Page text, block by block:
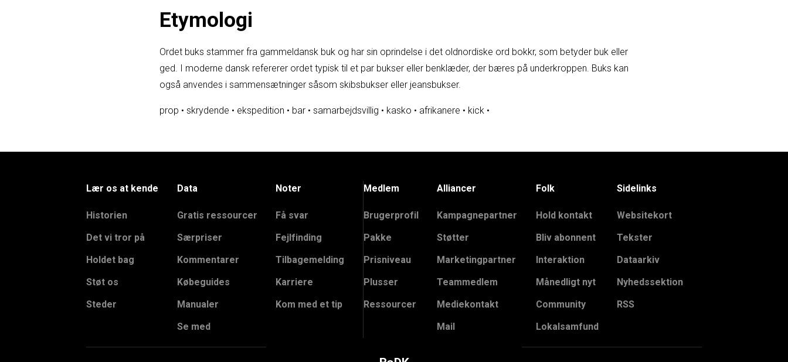
Etymologi
Ordet buks stammer fra gammeldansk buk og har sin oprindelse i det oldnordiske ord bokkr, som betyder buk eller
ged. I moderne dansk refererer ordet typisk til et par bukser eller benklæder, der bæres på underkroppen. Buks kan
også anvendes i sammensætninger såsom skibsbukser eller jeansbukser.
prop • skrydende • ekspedition • bar • samarbejdsvillig • kasko • afrikanere • kick •
Lær os at kende
Historien
Det vi tror på
Holdet bag
Støt os
Steder
Data
Gratis ressourcer
Særpriser
Kommentarer
Købeguides
Manualer
Se med
Noter
Få svar
Fejlfinding
Tilbagemelding
Karriere
Kom med et tip
Medlem
Brugerprofil
Pakke
Prisniveau
Plusser
Ressourcer
Alliancer
Kampagnepartner
Støtter
Marketingpartner
Teammedlem
Mediekontakt
Mail
Folk
Hold kontakt
Bliv abonnent
Interaktion
Månedligt nyt
Community
Lokalsamfund
Sidelinks
Websitekort
Tekster
Dataarkiv
Nyhedssektion
RSS